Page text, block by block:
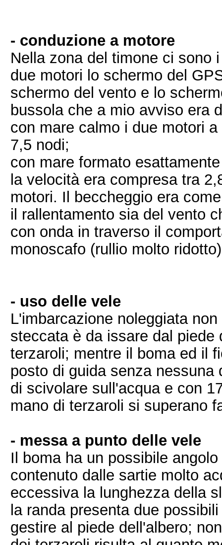
- conduzione a motore
Nella zona del timone ci sono
due motori lo schermo del
schermo del vento e lo
bussola che a mio avviso era
con mare calmo i due motori
7,5 nodi;
con mare formato
la velocità era compresa tra
motori. Il beccheggio era
il rallentamento sia del vento
con onda in traverso il
monoscafo (rullio molto
- uso delle vele
L'imbarcazione noleggiata
steccata è da issare dal
terzaroli; mentre il boma ed il
posto di guida senza
di scivolare sull'acqua e con
mano di terzaroli si superano
- messa a punto delle vele
Il boma ha un possibile
contenuto dalle sartie molto
eccessiva la lunghezza della
la randa presenta due
gestire al piede dell'albero;